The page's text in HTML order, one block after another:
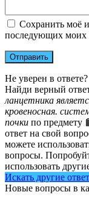
Сохранить моё
последующих моих
Не уверен в ответе?
Найди верный
ланцетника
кровеносная.
почки по предмету
ответ на свой
можете
вопросы.
использовать
Искать другие
Новые вопросы в